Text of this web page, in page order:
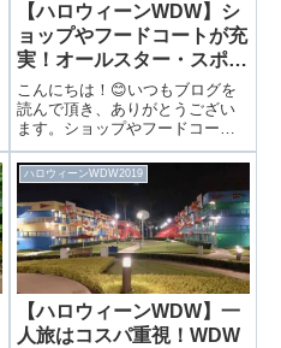
【ハロウィーンWDW】シ
ョップやフードコートが充
実！オールスター・スポー
ツリゾートの施設紹介！
こんにちは！😊いつもブログを
読んで頂き、ありがとうござい
ます。ショップやフードコート
が充実！オールスター・スポー
ツリゾートの施設紹介！前回は
オールスター・スポーツリゾー
トのお部屋を紹介しました！
【ハロウィーンWDW】広くてき
れい！寝るだけな...
ハロウィーンWDW2019
【ハロウィーンWDW】一
人旅はコスパ重視！WDW